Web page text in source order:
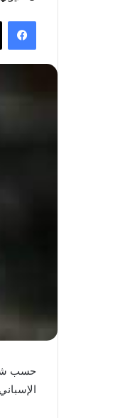
فيسبوك